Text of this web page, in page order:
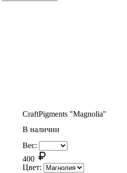
CraftPigments "Magnolia"
В наличии
Вес:
400
Цвет: